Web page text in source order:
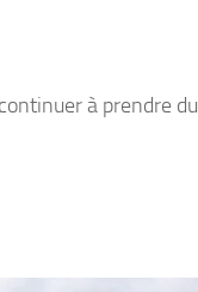
à prendre du